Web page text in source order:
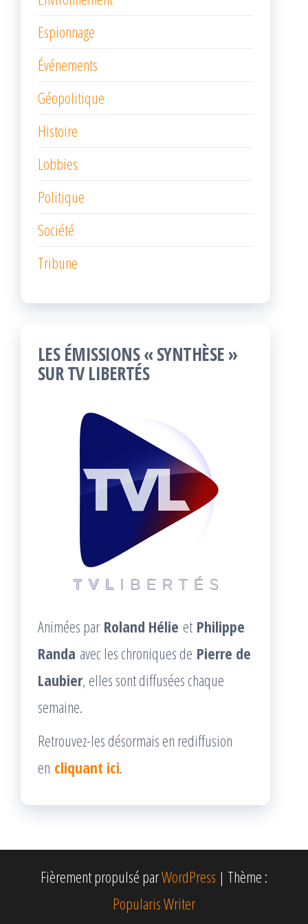
Espionnage
Événements
Géopolitique
Histoire
Lobbies
Politique
Société
Tribune
LES ÉMISSIONS « SYNTHÈSE »
SUR TV LIBERTÉS
Animées par Roland Hélie et Philippe
Randa avec les chroniques de Pierre de
Laubier, elles sont diffusées chaque
semaine.
Retrouvez-les désormais en rediffusion
en cliquant ici.
Fièrement propulsé parWordPress | Thème :
Popularis Writer